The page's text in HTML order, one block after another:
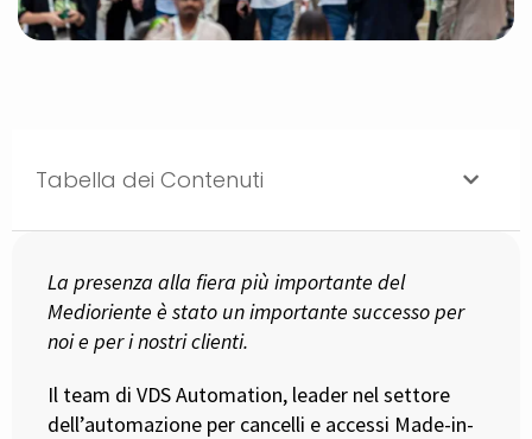
Tabella dei Contenuti
La presenza alla fiera più importante del
Medioriente è stato un importante successo per
noi e per i nostri clienti.
Il team di VDS Automation, leader nel settore
dell’automazione per cancelli e accessi Made-in-